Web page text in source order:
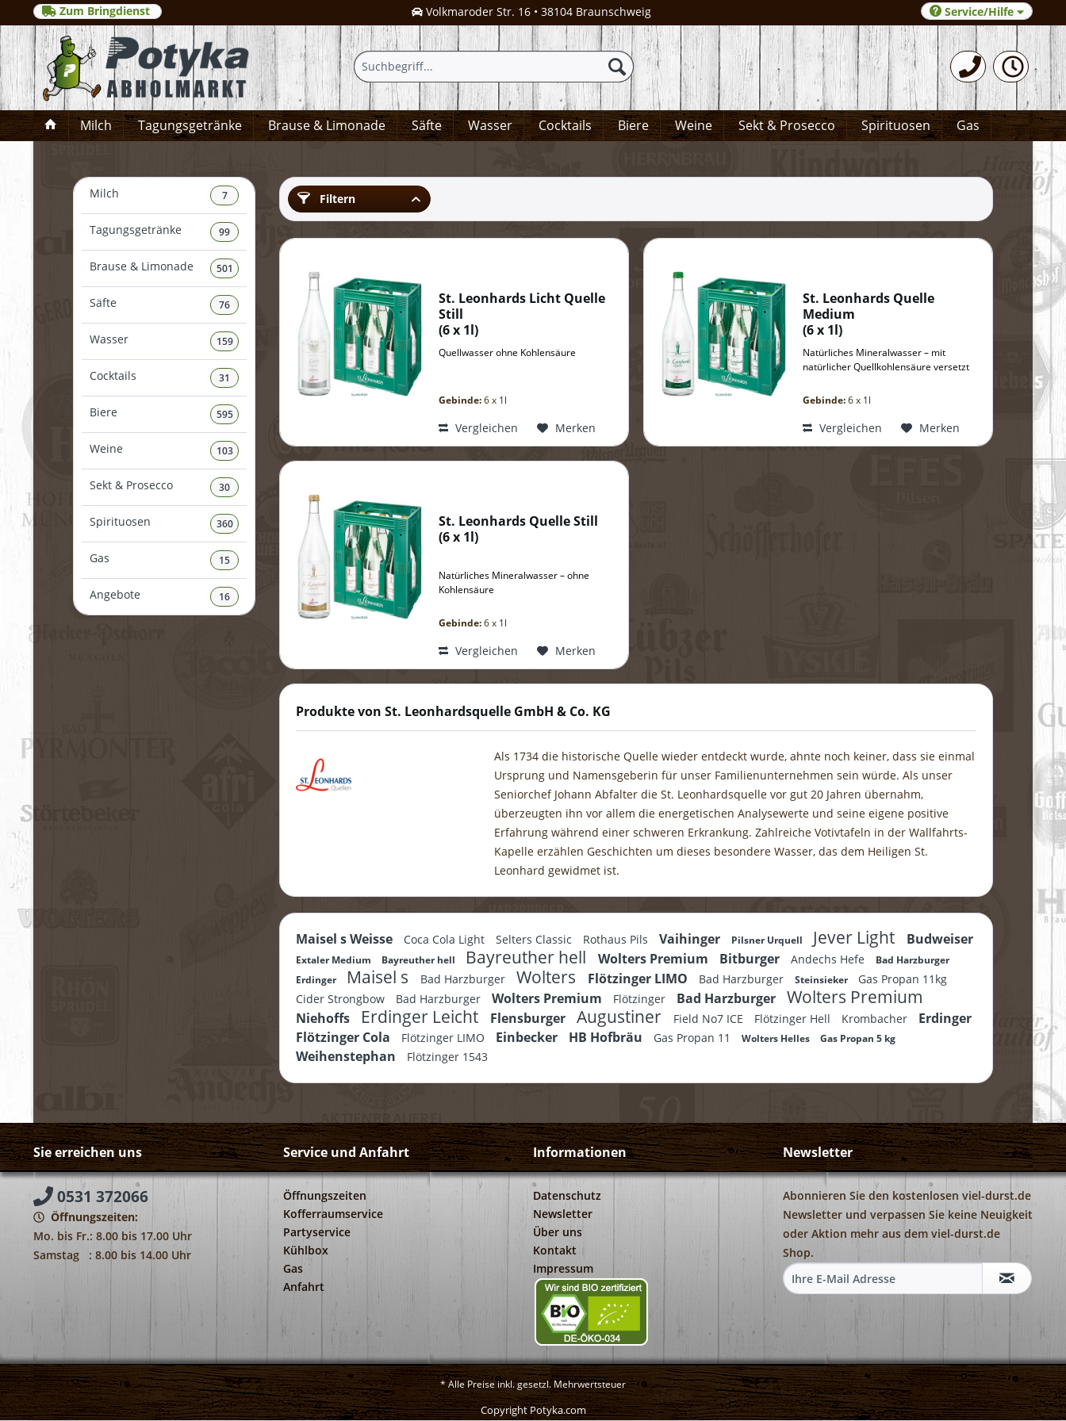
Zum Bringdienst Volkmaroder Str. 16 • 38104 Braunschweig 0531-372066
Service/Hilfe
Milch Tagungsgetränke Brause & Limonade Säfte Wasser Cocktails Biere Weine Sekt & Prosecco Spirituosen Gas
Milch 7
Tagungsgetränke 99
Brause & Limonade 501
Säfte 76
Wasser 159
Cocktails 31
Biere 595
Weine 103
Sekt & Prosecco 30
Spirituosen 360
Gas 15
Angebote 16
Filtern
St. Leonhards Licht Quelle
Still
(6 x 1l)
Quellwasser ohne Kohlensäure
Gebinde:6 x 1l
Vergleichen Merken
St. Leonhards Quelle
Medium
(6 x 1l)
Natürliches Mineralwasser – mit
natürlicher Quellkohlensäure versetzt
Gebinde:6 x 1l
Vergleichen Merken
St. Leonhards Quelle Still
(6 x 1l)
Natürliches Mineralwasser – ohne
Kohlensäure
Gebinde:6 x 1l
Vergleichen Merken
Produkte von St. Leonhardsquelle GmbH & Co. KG
Als 1734 die historische Quelle wieder entdeckt wurde, ahnte noch keiner, dass sie einmal
Ursprung und Namensgeberin für unser Familienunternehmen sein würde. Als unser
Seniorchef Johann Abfalter die St. Leonhardsquelle vor gut 20 Jahren übernahm,
überzeugten ihn vor allem die energetischen Analysewerte und seine eigene positive
Erfahrung während einer schweren Erkrankung. Zahlreiche Votivtafeln in der Wallfahrts-
Kapelle erzählen Geschichten um dieses besondere Wasser, das dem Heiligen St.
Leonhard gewidmet ist.
Maisel s Weisse Coca Cola Light Selters Classic Rothaus Pils Vaihinger Pilsner Urquell Jever Light Budweiser
Extaler Medium Bayreuther hell Bayreuther hell Wolters Premium Bitburger Andechs Hefe
Bad Harzburger
Erdinger
Maisel s Bad Harzburger Wolters Flötzinger LIMO Bad Harzburger Steinsieker
Gas Propan 11kg
Cider Strongbow
Bad Harzburger Wolters Premium Flötzinger Bad Harzburger Wolters Premium
Niehoffs Erdinger Leicht Flensburger Augustiner Field No7 ICE Flötzinger Hell Krombacher
Erdinger
Flötzinger Cola
Flötzinger LIMO Einbecker HB Hofbräu Gas Propan 11 Wolters Helles Gas Propan 5 kg
Weihenstephan Flötzinger 1543
Sie erreichen uns
0531 372066
Öffnungszeiten:
Mo. bis Fr.: 8.00 bis 17.00 Uhr
Samstag : 8.00 bis 14.00 Uhr
Service und Anfahrt
Öffnungszeiten
Kofferraumservice
Partyservice
Kühlbox
Gas
Anfahrt
Informationen
Datenschutz
Newsletter
Über uns
Kontakt
Impressum
Newsletter
Abonnieren Sie den kostenlosen viel-durst.de
Newsletter und verpassen Sie keine Neuigkeit
oder Aktion mehr aus dem viel-durst.de
Shop.
* Alle Preise inkl. gesetzl. Mehrwertsteuer
Copyright Potyka.com